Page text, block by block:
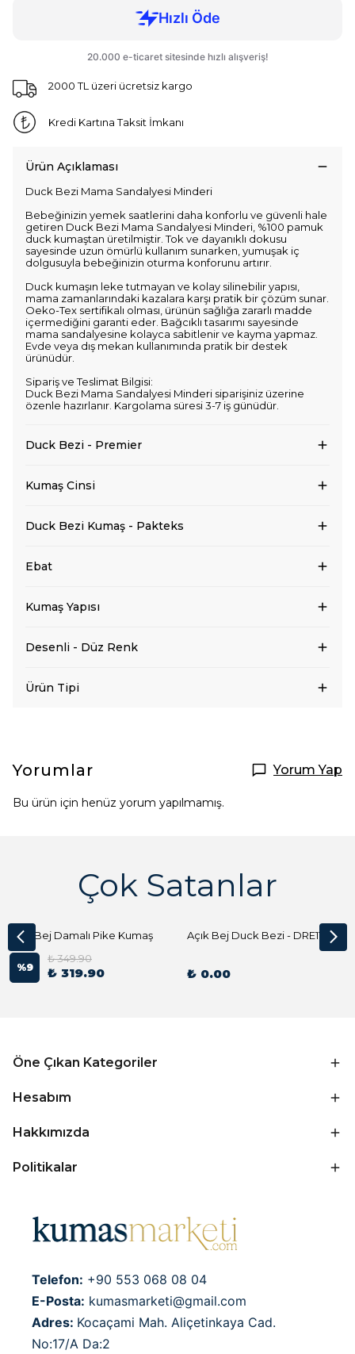
2000 TL üzeri ücretsiz kargo
Kredi Kartına Taksit İmkanı
Ürün Açıklaması
Duck Bezi Mama Sandalyesi Minderi
Bebeğinizin yemek saatlerini daha konforlu ve güvenli hale
getiren Duck Bezi Mama Sandalyesi Minderi, %100 pamuk
duck kumaştan üretilmiştir. Tok ve dayanıklı dokusu
sayesinde uzun ömürlü kullanım sunarken, yumuşak iç
dolgusuyla bebeğinizin oturma konforunu artırır.
Duck kumaşın leke tutmayan ve kolay silinebilir yapısı,
mama zamanlarındaki kazalara karşı pratik bir çözüm sunar.
Oeko-Tex sertifikalı olması, ürünün sağlığa zararlı madde
içermediğini garanti eder. Bağcıklı tasarımı sayesinde
mama sandalyesine kolayca sabitlenir ve kayma yapmaz.
Evde veya dış mekan kullanımında pratik bir destek
ürünüdür.
Sipariş ve Teslimat Bilgisi:
Duck Bezi Mama Sandalyesi Minderi siparişiniz üzerine
özenle hazırlanır. Kargolama süresi 3-7 iş günüdür.
Duck Bezi - Premier
Kumaş Cinsi
Duck Bezi Kumaş - Pakteks
Ebat
Kumaş Yapısı
Desenli - Düz Renk
Ürün Tipi
Yorumlar Yorum Yap
Bu ürün için henüz yorum yapılmamış.
Çok Satanlar
Açık Bej Damalı Pike Kumaş
%9
₺ 349.90
₺ 319.90
Açık Bej Duck Bezi - DRE1144 Kumaş Peçete
₺ 0.00
Öne Çıkan Kategoriler
Hesabım
Hakkımızda
Politikalar
Telefon: +90 553 068 08 04
E-Posta: kumasmarketi@gmail.com
Adres: Kocaçami Mah. Aliçetinkaya Cad.
No:17/A Da:2